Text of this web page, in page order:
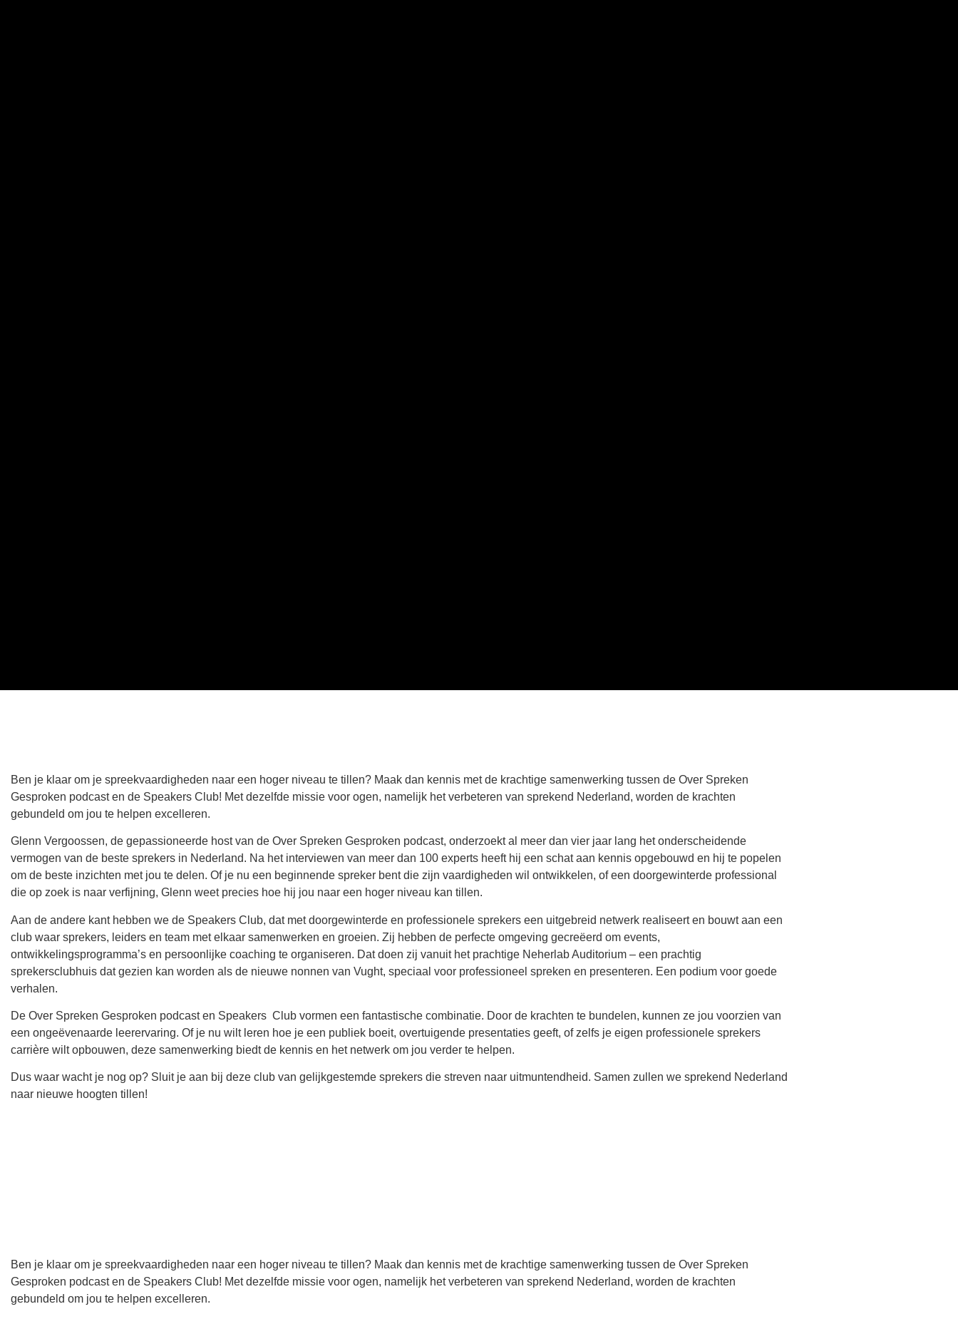
Ben je klaar om je spreekvaardigheden naar een hoger niveau te tillen? Maak dan kennis met de krachtige samenwerking tussen de Over Spreken
Gesproken podcast en de Speakers Club! Met dezelfde missie voor ogen, namelijk het verbeteren van sprekend Nederland, worden de krachten
gebundeld om jou te helpen excelleren.
Glenn Vergoossen, de gepassioneerde host van de Over Spreken Gesproken podcast, onderzoekt al meer dan vier jaar lang het onderscheidende
vermogen van de beste sprekers in Nederland. Na het interviewen van meer dan 100 experts heeft hij een schat aan kennis opgebouwd en hij te popelen
om de beste inzichten met jou te delen. Of je nu een beginnende spreker bent die zijn vaardigheden wil ontwikkelen, of een doorgewinterde professional
die op zoek is naar verfijning, Glenn weet precies hoe hij jou naar een hoger niveau kan tillen.
Aan de andere kant hebben we de Speakers Club, dat met doorgewinterde en professionele sprekers een uitgebreid netwerk realiseert en bouwt aan een
club waar sprekers, leiders en team met elkaar samenwerken en groeien. Zij hebben de perfecte omgeving gecreëerd om events,
ontwikkelingsprogramma’s en persoonlijke coaching te organiseren. Dat doen zij vanuit het prachtige Neherlab Auditorium – een prachtig
sprekersclubhuis dat gezien kan worden als de nieuwe nonnen van Vught, speciaal voor professioneel spreken en presenteren. Een podium voor goede
verhalen.
De Over Spreken Gesproken podcast en Speakers Club vormen een fantastische combinatie. Door de krachten te bundelen, kunnen ze jou voorzien van
een ongeëvenaarde leerervaring. Of je nu wilt leren hoe je een publiek boeit, overtuigende presentaties geeft, of zelfs je eigen professionele sprekers
carrière wilt opbouwen, deze samenwerking biedt de kennis en het netwerk om jou verder te helpen.
Dus waar wacht je nog op? Sluit je aan bij deze club van gelijkgestemde sprekers die streven naar uitmuntendheid. Samen zullen we sprekend Nederland
naar nieuwe hoogten tillen!
Ben je klaar om je spreekvaardigheden naar een hoger niveau te tillen? Maak dan kennis met de krachtige samenwerking tussen de Over Spreken
Gesproken podcast en de Speakers Club! Met dezelfde missie voor ogen, namelijk het verbeteren van sprekend Nederland, worden de krachten
gebundeld om jou te helpen excelleren.